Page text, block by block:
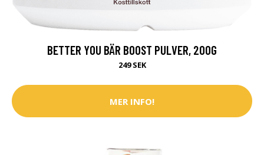
BETTER YOU BÄR BOOST PULVER, 200G
249 SEK
MER INFO!